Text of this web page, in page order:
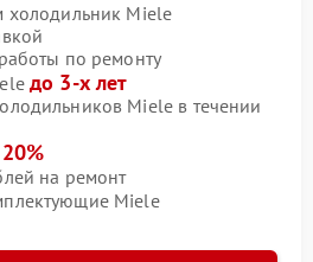
холодильник Miele
по ремонту
до 3-х лет
Miele в течении
20%
на ремонт
Miele